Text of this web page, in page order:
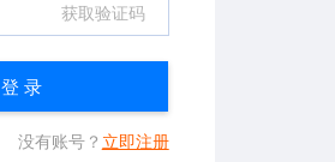
获取验证码
登 录
没有账号？ 立即注册